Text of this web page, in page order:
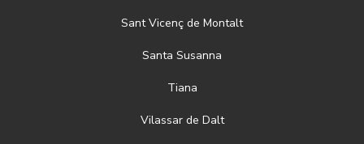
Sant Vicenç de Montalt
Santa Susanna
Tiana
Vilassar de Dalt